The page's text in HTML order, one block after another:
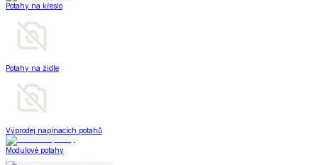
Potahy na křeslo
Potahy na židle
Výprodej napínacích potahů
Modulové potahy